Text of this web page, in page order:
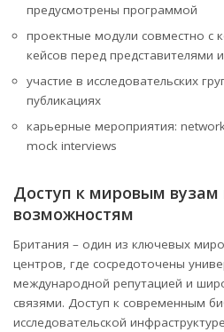
предусмотрены программой
проектные модули совместно с
кейсов перед представителями
участие в исследовательских
публикациях
карьерные мероприятия:
mock interviews
Доступ к мировым
возможностям
Британия – один из ключевых
центров, где сосредоточены
международной репутацией и
связями. Доступ к современным
исследовательской